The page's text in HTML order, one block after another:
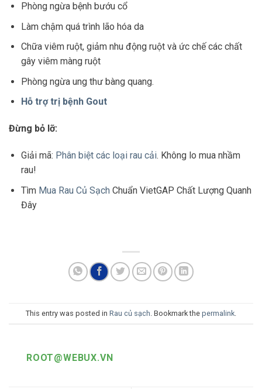
Phòng ngừa bệnh bướu cổ
Làm chậm quá trình lão hóa da
Chữa viêm ruột, giảm nhu động ruột và ức chế các chất
gây viêm màng ruột
Phòng ngừa ung thư bàng quang.
Hỗ trợ trị bệnh Gout
Đừng bỏ lỡ:
Giải mã: Phân biệt các loại rau cải. Không lo mua nhầm
rau!
Tìm Mua Rau Củ Sạch Chuẩn VietGAP Chất Lượng Quanh
Đây
This entry was posted in Rau củ sạch . Bookmark the permalink
ROOT@WEBUX.VN